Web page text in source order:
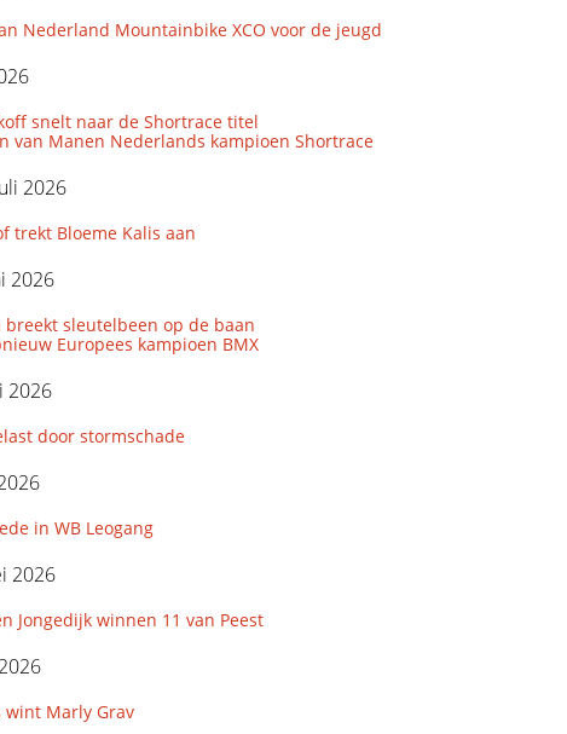
Nederland Mountainbike XCO voor de jeugd
snelt naar de Shortrace titel
van Manen Nederlands kampioen Shortrace
2026
trekt Bloeme Kalis aan
2026
breekt sleutelbeen op de baan
Europees kampioen BMX
2026
door stormschade
in WB Leogang
2026
Jongedijk winnen 11 van Peest
wint Marly Grav